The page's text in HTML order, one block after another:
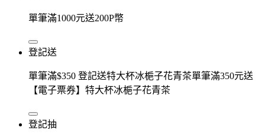
單筆滿1000元送200P幣
登記送
單筆滿$350 登記送特大杯冰梔子花青茶單筆滿350元送
【電子票券】特大杯冰梔子花青茶
登記抽